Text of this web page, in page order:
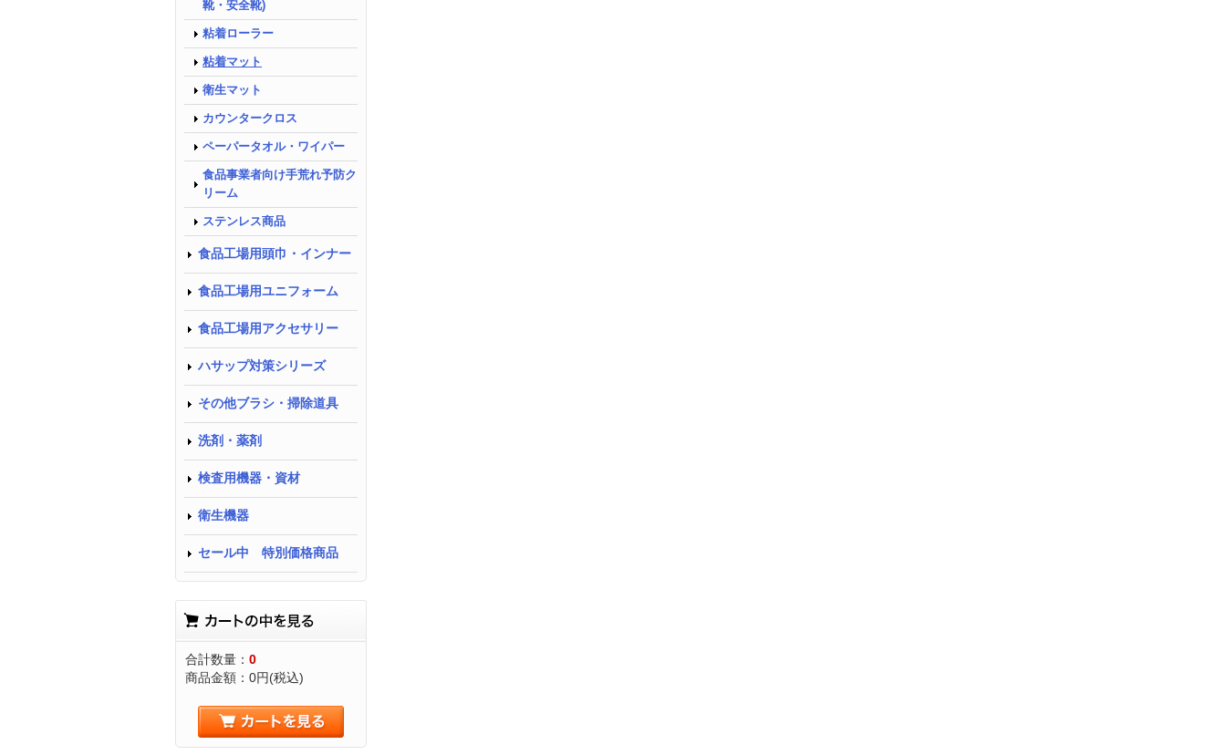
靴・安全靴)
粘着ローラー
粘着マット
衛生マット
カウンタークロス
ペーパータオル・ワイパー
食品事業者向け手荒れ予防ク
リーム
ステンレス商品
食品工場用頭巾・インナー
食品工場用ユニフォーム
食品工場用アクセサリー
ハサップ対策シリーズ
その他ブラシ・掃除道具
洗剤・薬剤
検査用機器・資材
衛生機器
セール中 特別価格商品
合計数量： 0
商品金額： 0円(税込)